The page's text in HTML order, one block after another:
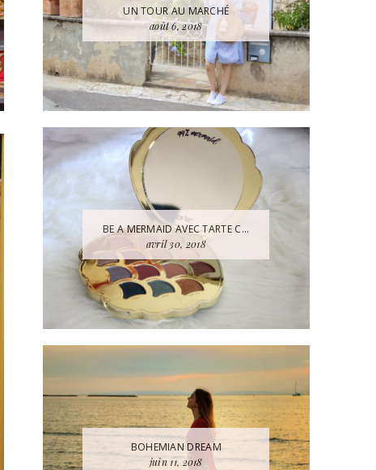
UN TOUR AU MARCHÉ
août 6, 2018
BE A MERMAID AVEC TARTE C...
avril 30, 2018
BOHEMIAN DREAM
juin 11, 2018